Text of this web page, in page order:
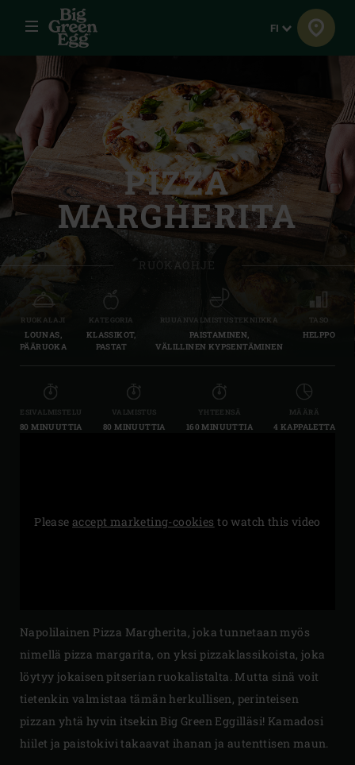
Menu Kieli
FI
PIZZA
MARGHERITA
RUOKAOHJE
RUOKALAJI
LOUNAS,
PÄÄRUOKA
KATEGORIA
KLASSIKOT,
PASTAT
RUUANVALMISTUSTEKNIIKKA
PAISTAMINEN,
VÄLILLINEN KYPSENTÄMINEN
TASO
HELPPO
ESIVALMISTELU
80 MINUUTTIA
VALMISTUS
80 MINUUTTIA
YHTEENSÄ
160 MINUUTTIA
MÄÄRÄ
4 KAPPALETTA
Pleaseaccept marketing-cookies to watch this video
Napolilainen Pizza Margherita, joka tunnetaan myös
nimellä pizza margarita, on yksi pizzaklassikoista, joka
löytyy jokaisen pitserian ruokalistalta. Mutta sinä voit
tietenkin valmistaa tämän herkullisen, perinteisen
pizzan yhtä hyvin itsekin Big Green Eggilläsi! Kamadosi
hiilet ja paistokivi takaavat ihanan ja autenttisen maun.